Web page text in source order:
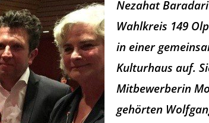
Nezahat
Wahlkreis 149
in einer
Kulturhaus auf.
Mitbewerberin
gehörten